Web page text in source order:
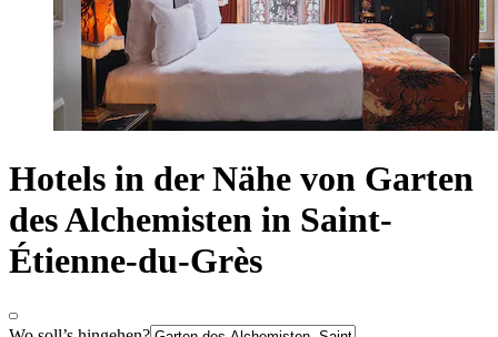
Hotels in der Nähe von Garten
des Alchemisten in Saint-
Étienne-du-Grès